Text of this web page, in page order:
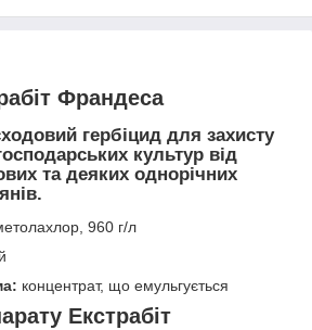
Франдеса
гербіцид для захисту
культур від
та деяких однорічних
960 г/л
концентрат, що емульгується
Екстрабіт